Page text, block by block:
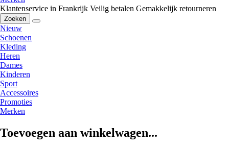
Klantenservice in Frankrijk Veilig betalen Gemakkelijk retourneren
Zoeken
Nieuw
Schoenen
Kleding
Heren
Dames
Kinderen
Sport
Accessoires
Promoties
Merken
Toevoegen aan winkelwagen...